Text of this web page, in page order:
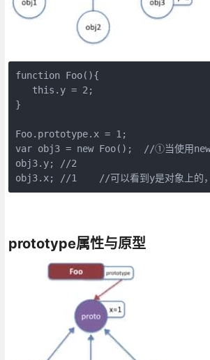
function Foo(){
   this.y = 2;
}
Foo.prototype.x = 1;
var obj3 = new Foo();  //①当使用new去
obj3.y; //2
obj3.x; //1    //可以看到y是对象上的，
prototype属性与原型